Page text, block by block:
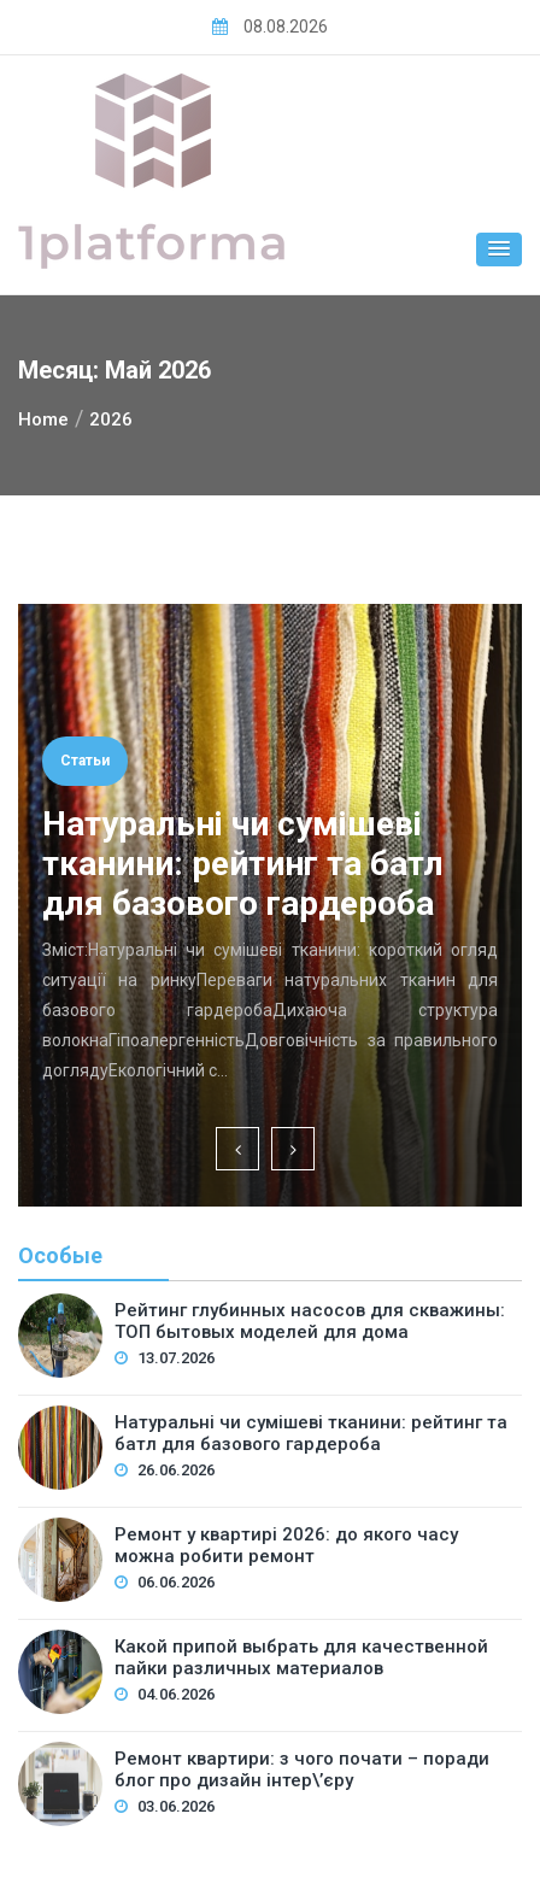
08.08.2026
Месяц: Май 2026
Home 2026
Статьи
Натуральні чи сумішеві
тканини: рейтинг та батл
для базового гардероба
Зміст:Натуральні чи сумішеві тканини: короткий огляд
ситуації на ринкуПереваги натуральних тканин для
базового гардеробаДихаюча структура
волокнаГіпоалергенністьДовговічність за правильного
доглядуЕкологічний с…
Особые
Рейтинг глубинных насосов для скважины:
ТОП бытовых моделей для дома
13.07.2026
Натуральні чи сумішеві тканини: рейтинг та
батл для базового гардероба
26.06.2026
Ремонт у квартирі 2026: до якого часу
можна робити ремонт
06.06.2026
Какой припой выбрать для качественной
пайки различных материалов
04.06.2026
Ремонт квартири: з чого почати – поради
блог про дизайн інтер\’єру
03.06.2026